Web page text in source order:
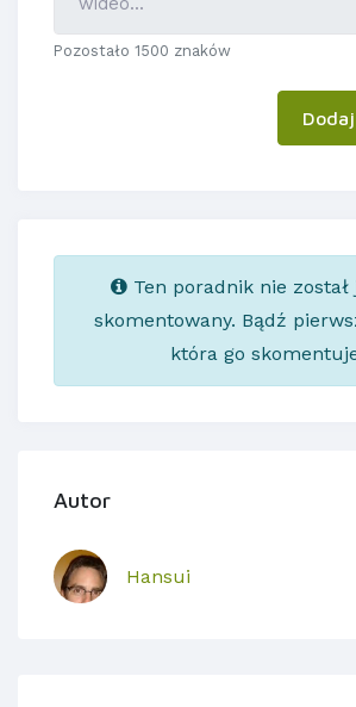
Pozostało 1500 znaków
Ten poradnik nie został
skomentowany. Bądź
która go
Autor
Hansui